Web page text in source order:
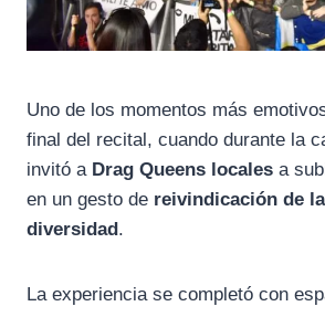
Uno de los momentos más
final del recital, cuando durante la
invitó a Drag Queens locales a
en un gesto de reivindicación de
diversidad.
La experiencia se completó con